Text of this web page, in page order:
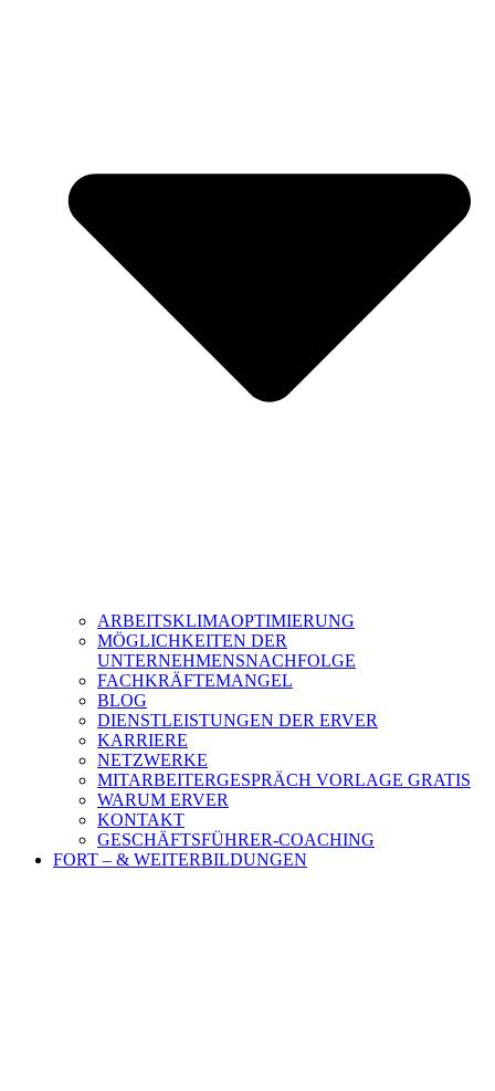
ARBEITSKLIMAOPTIMIERUNG
MÖGLICHKEITEN DER
UNTERNEHMENSNACHFOLGE
FACHKRÄFTEMANGEL
BLOG
DIENSTLEISTUNGEN DER ERVER
KARRIERE
NETZWERKE
MITARBEITERGESPRÄCH VORLAGE GRATIS
WARUM ERVER
KONTAKT
GESCHÄFTSFÜHRER-COACHING
FORT – & WEITERBILDUNGEN